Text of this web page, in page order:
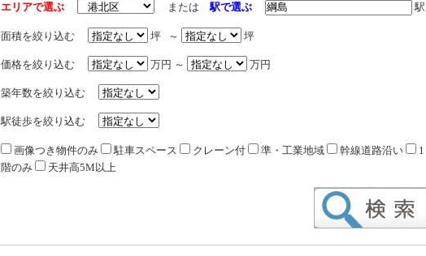
エリアで選ぶ または駅で選ぶ 駅
面積を絞り込む 坪 ～ 坪
価格を絞り込む 万円 ～ 万円
築年数を絞り込む
駅徒歩を絞り込む
画像つき物件のみ 駐車スペース クレーン付 準・工業地域 幹線道路沿い
1
階のみ
天井高5M以上